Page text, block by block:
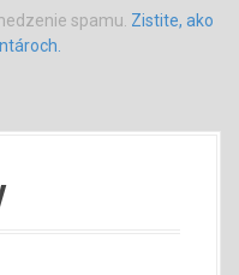
spamu. Zistite, ako